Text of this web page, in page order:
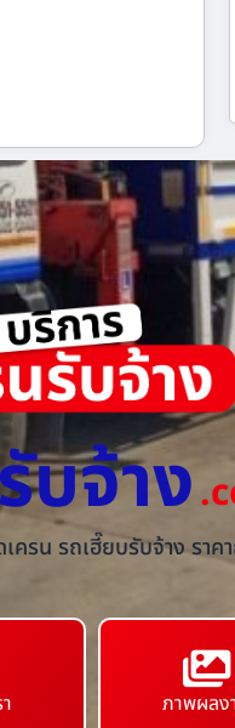
บจ้าง
ครน รถเฮี๊ยบรับจ้าง รา
ภาพผลง